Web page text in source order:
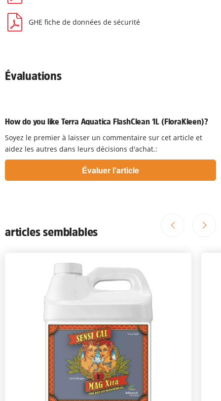
GHE fiche de données de sécurité
Évaluations
How do you like Terra Aquatica FlashClean 1L (FloraKleen)?
Soyez le premier à laisser un commentaire sur cet article et
aidez les autres dans leurs décisions d'achat.:
articles semblables